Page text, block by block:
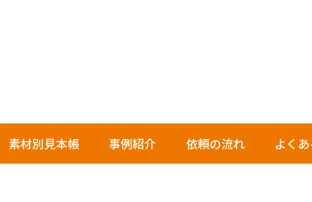
素材別見本帳 事例紹介 依頼の流れ よく